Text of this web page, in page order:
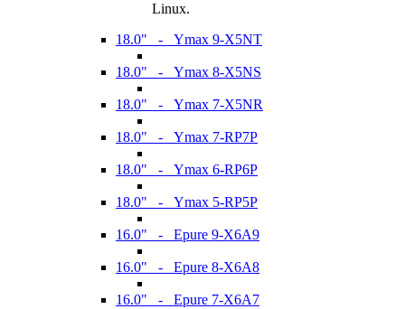
Linux.
18.0" - Ymax 9-X5NT
18.0" - Ymax 8-X5NS
18.0" - Ymax 7-X5NR
18.0" - Ymax 7-RP7P
18.0" - Ymax 6-RP6P
18.0" - Ymax 5-RP5P
16.0" - Epure 9-X6A9
16.0" - Epure 8-X6A8
16.0" - Epure 7-X6A7